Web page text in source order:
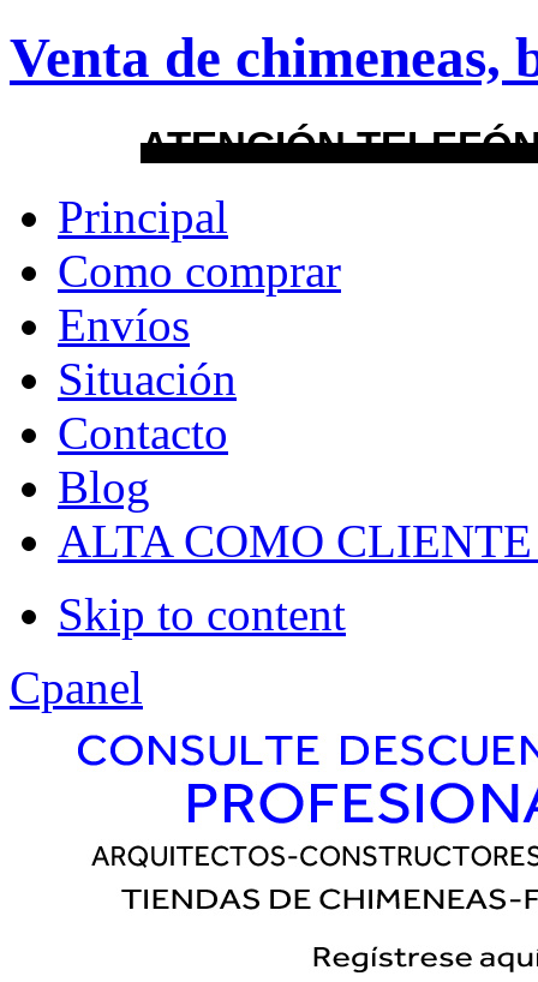
Venta de chimeneas,
ATENCIÓN
Principal
Como comprar
Envíos
Situación
Contacto
Blog
ALTA COMO
Skip to content
About Guides FAQs
Layout
default
android
Menu Style
Mega
Css
Dropline
Split
Cpanel